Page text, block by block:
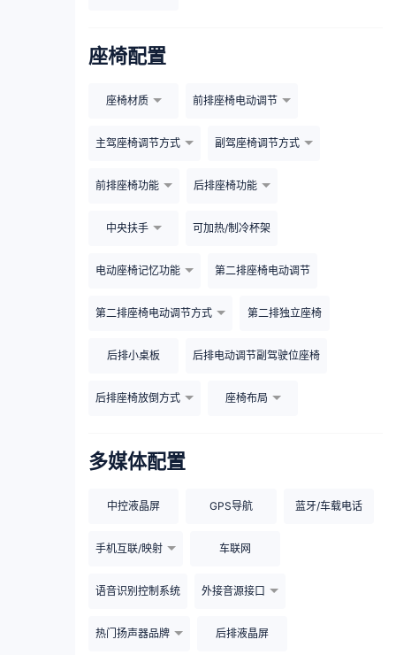
座椅配置
座椅材质 前排座椅电动调节
主驾座椅调节方式 副驾座椅调节方式
前排座椅功能 后排座椅功能
中央扶手 可加热/制冷杯架
电动座椅记忆功能 第二排座椅电动调节
第二排座椅电动调节方式 第二排独立座椅
后排小桌板 后排电动调节副驾驶位座椅
后排座椅放倒方式 座椅布局
多媒体配置
中控液晶屏 GPS导航 蓝牙/车载电话
手机互联/映射 车联网
语音识别控制系统 外接音源接口
热门扬声器品牌 后排液晶屏